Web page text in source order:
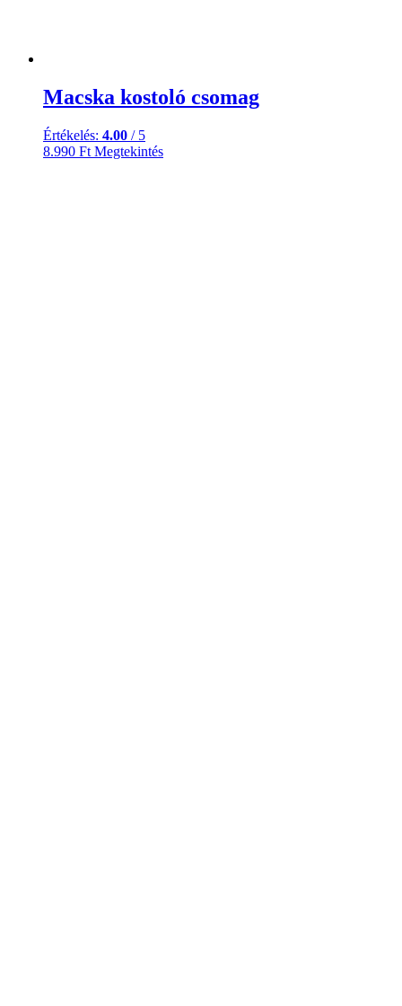
Macska kostoló csomag
Értékelés: 4.00 / 5
8.990 Ft Megtekintés